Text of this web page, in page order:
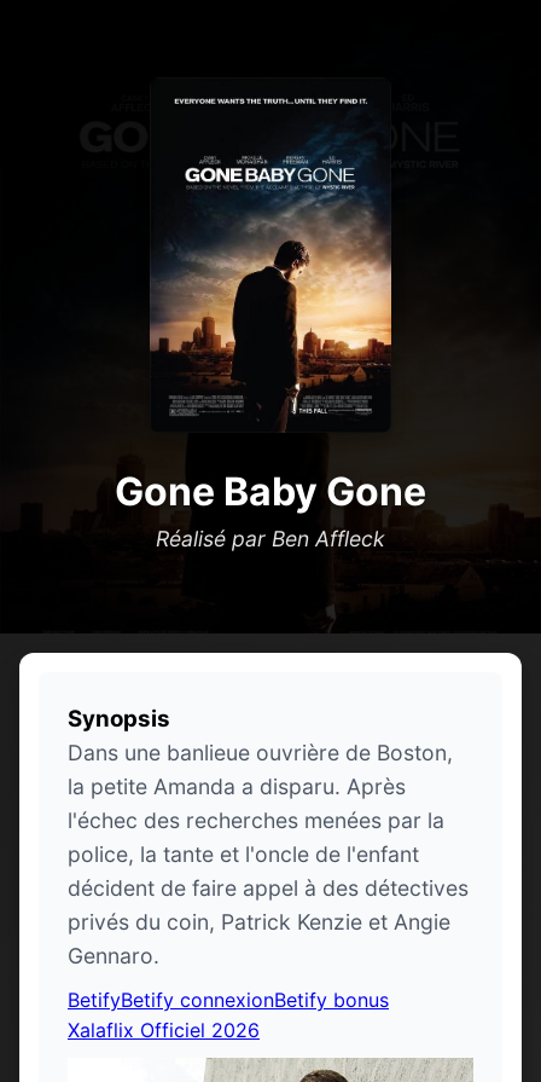
Gone Baby Gone
Réalisé par Ben Affleck
Synopsis
Dans une banlieue ouvrière de Boston,
la petite Amanda a disparu. Après
l'échec des recherches menées par la
police, la tante et l'oncle de l'enfant
décident de faire appel à des détectives
privés du coin, Patrick Kenzie et Angie
Gennaro.
BetifyBetify connexionBetify bonus
Xalaflix Officiel 2026